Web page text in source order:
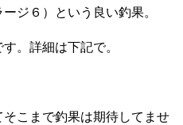
ジ６）という良い釣果。
。詳細は下記で。
こまで釣果は期待してませ